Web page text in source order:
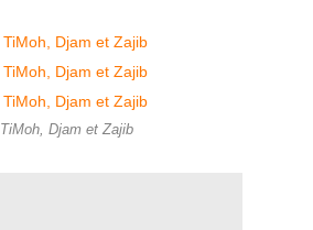
TiMoh, Djam et Zajib